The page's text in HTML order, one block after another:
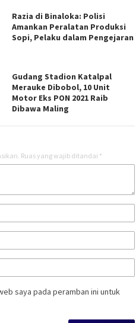
Razia di Binaloka: Polisi
Amankan Peralatan Produksi
Sopi, Pelaku dalam Pengejaran
Gudang Stadion Katalpal
Merauke Dibobol, 10 Unit
Motor Eks PON 2021 Raib
Dibawa Maling
Ruas yang wajib ditandai *
saya pada peramban ini untuk